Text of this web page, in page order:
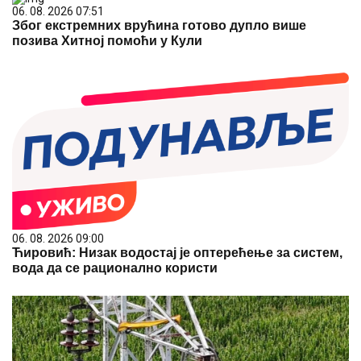
06. 08. 2026 07:51
Због екстремних врућина готово дупло више
позива Хитној помоћи у Кули
06. 08. 2026 09:00
Ћировић: Низак водостај је оптерећење за систем,
вода да се рационално користи